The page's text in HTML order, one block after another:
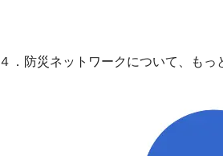
４．防災ネットワークについて、もっ